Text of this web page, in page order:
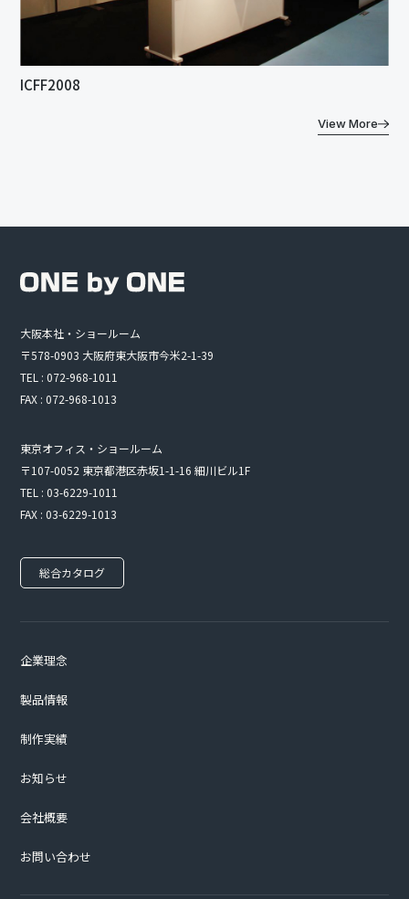
ICFF2008
View More
大阪本社・ショールーム
〒578-0903 大阪府東大阪市今米2-1-39
TEL : 072-968-1011
FAX : 072-968-1013
東京オフィス・ショールーム
〒107-0052 東京都港区赤坂1-1-16 細川ビル1F
TEL : 03-6229-1011
FAX : 03-6229-1013
総合カタログ
企業理念
製品情報
制作実績
お知らせ
会社概要
お問い合わせ